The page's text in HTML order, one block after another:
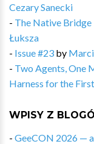
Cezary Sanecki
- The Native Bridge
Łuksza
- Issue #23 by
- Two Agents, One
Harness for the First
WPISY Z
- GeeCON 2026 —